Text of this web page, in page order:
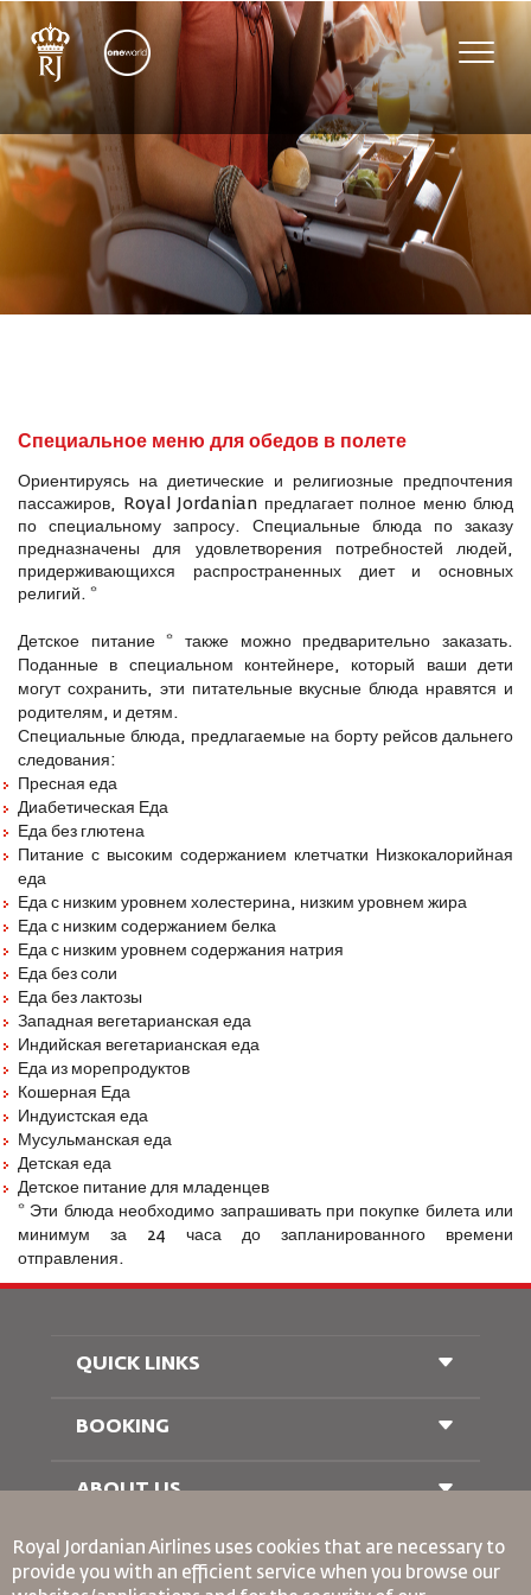
Toggle
Специальное меню для обедов в полете
Ориентируясь на диетические и религиозные предпочтения
пассажиров, Royal Jordanian предлагает полное меню блюд
по специальному запросу. Специальные блюда по заказу
предназначены для удовлетворения потребностей людей,
придерживающихся распространенных диет и основных
религий. *
Детское питание * также можно предварительно заказать.
Поданные в специальном контейнере, который ваши дети
могут сохранить, эти питательные вкусные блюда нравятся и
родителям, и детям.
Специальные блюда, предлагаемые на борту рейсов дальнего
следования:
Пресная еда
Диабетическая Еда
Еда без глютена
Питание с высоким содержанием клетчатки Низкокалорийная
еда
Еда с низким уровнем холестерина, низким уровнем жира
Еда с низким содержанием белка
Еда с низким уровнем содержания натрия
Еда без соли
Еда без лактозы
Западная вегетарианская еда
Индийская вегетарианская еда
Еда из морепродуктов
Кошерная Еда
Индуистская еда
Мусульманская еда
Детская еда
Детское питание для младенцев
* Эти блюда необходимо запрашивать при покупке билета или
минимум за 24 часа до запланированного времени
отправления.
QUICK LINKS
Passenger With Special Needs
BOOKING
ABOUT US
Advertise With Us
Join Our Family
Royal Jordanian Airlines uses cookies that are necessary to
provide you with an efficient service when you browse our